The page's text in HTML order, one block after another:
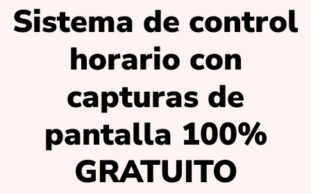
Sistema de control
horario con
capturas de
pantalla 100%
GRATUITO